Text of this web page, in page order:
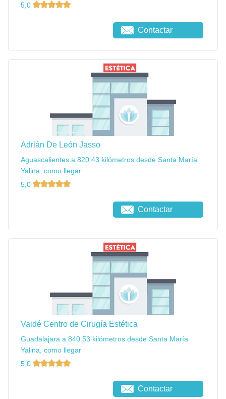
5,0
Contactar
Adrián De León Jasso
Aguascalientes a 820.43 kilómetros desde Santa María
Yalina, como llegar
5,0
Contactar
Vaidé Centro de Cirugía Estética
Guadalajara a 840.53 kilómetros desde Santa María
Yalina, como llegar
5,0
Contactar